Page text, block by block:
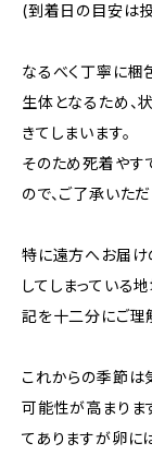
(到着日の目安は
なるべく丁寧に梱
生体となるため、
きてしまいます。
そのため死着やす
ので、ご了承いた
特に遠方へお届け
してしまっている
記を十二分にご理
これからの季節は
可能性が高まりま
てありますが卵に